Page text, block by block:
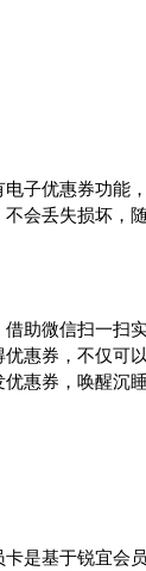
子优惠券功能
会丢失损坏，
助微信扫一扫
惠券，不仅可
惠券，唤醒沉
是基于锐宜会